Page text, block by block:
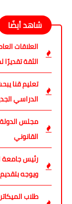
شاهد أيضًا
العلاقات
الثقة
تعليم قنا
الدراسي
مجلس الدولة
القانوني
رئيس جامعة
ويوجه